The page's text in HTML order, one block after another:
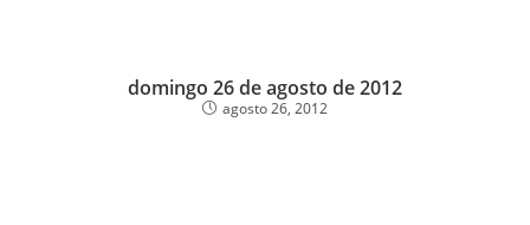
domingo 26 de agosto de 2012
agosto 26, 2012